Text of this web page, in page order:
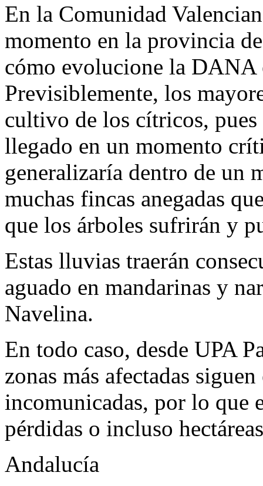
En la Comunidad
momento en la provincia
cómo evolucione la DANA
Previsiblemente, los
cultivo de los cítricos,
llegado en un momento
generalizaría dentro de un
muchas fincas anegadas
que los árboles sufrirán y
Estas lluvias traerán
aguado en mandarinas y
Navelina.
En todo caso, desde UPA
zonas más afectadas
incomunicadas, por lo que
pérdidas o incluso
Andalucía